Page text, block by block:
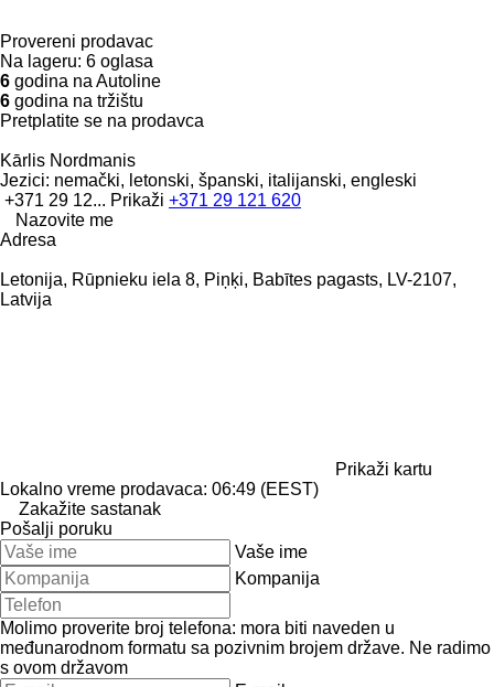
Provereni prodavac
Na lageru: 6 oglasa
6 godina na Autoline
6 godina na tržištu
Pretplatite se na prodavca
Kārlis Nordmanis
Jezici: nemački, letonski, španski, italijanski, engleski
+371 29 12... Prikaži +371 29 121 620
Nazovite me
Adresa
Letonija, Rūpnieku iela 8, Piņķi, Babītes pagasts, LV-2107,
Latvija
Prikaži kartu
Lokalno vreme prodavaca: 06:49 (EEST)
Zakažite sastanak
Pošalji poruku
Vaše ime
Kompanija
Molimo proverite broj telefona: mora biti naveden u
međunarodnom formatu sa pozivnim brojem države. Ne radimo
s ovom državom